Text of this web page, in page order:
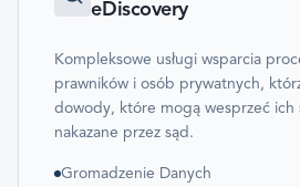
eDiscovery
Kompleksowe usługi wsparcia
prawników i osób prywatnych,
dowody, które mogą wesprzeć ich
nakazane przez sąd.
Gromadzenie Danych